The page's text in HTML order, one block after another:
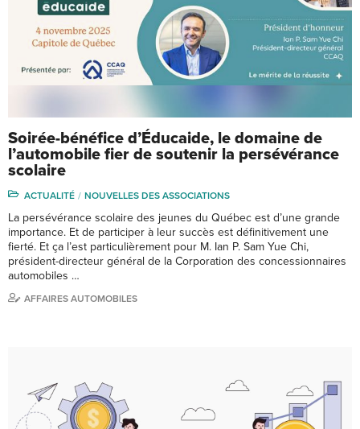
Soirée-bénéfice d’Éducaide, le domaine de
l’automobile fier de soutenir la persévérance
scolaire
ACTUALITÉ NOUVELLES DES ASSOCIATIONS
La persévérance scolaire des jeunes du Québec est d’une grande
importance. Et de participer à leur succès est définitivement une
fierté. Et ça l’est particulièrement pour M. Ian P. Sam Yue Chi,
président-directeur général de la Corporation des concessionnaires
automobiles …
AFFAIRES AUTOMOBILES